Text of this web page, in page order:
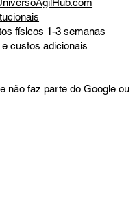
físicos 1-3 semanas